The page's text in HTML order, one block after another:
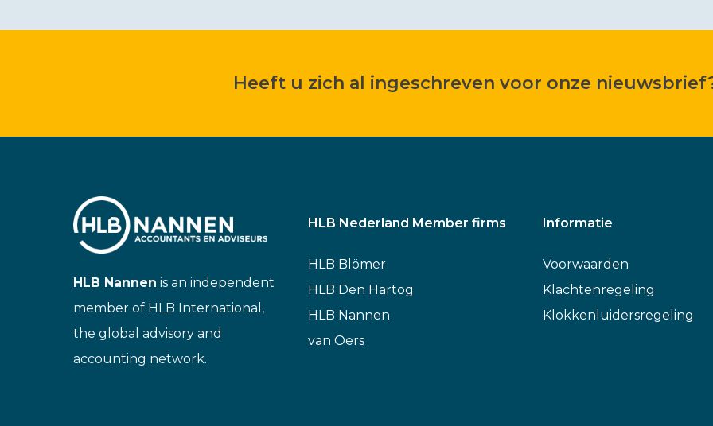
Heeft u zich al ingeschreven voor onze
HLB Nannen is an independent
member of HLB International,
the global advisory and
accounting network.
HLB Nederland Member firms
HLB Blömer
HLB Den Hartog
HLB Nannen
van Oers
Informatie
Voorwaarden
Klachtenregeling
Klokkenluidersregeling